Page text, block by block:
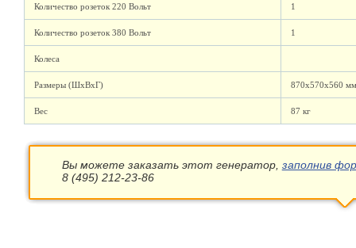
Количество розеток 220 Вольт 1
Количество розеток 380 Вольт 1
Колеса
Размеры (ШхВхГ) 870x570x560
Вес 87 кг
Вы можете заказать этот генератор, заполнив
8 (495) 212-23-86